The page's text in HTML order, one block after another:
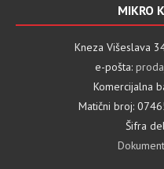
MIKRO
Kneza Višeslava
e-pošta:
Komercijalna
Matični broj:
Šifra